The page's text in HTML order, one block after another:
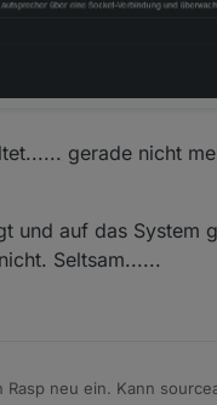
gerade nicht
und auf das
Seltsam......
Rasp neu ein. Kann